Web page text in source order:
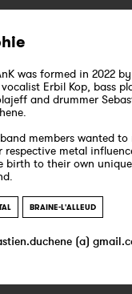
was formed in 2022
Erbil Kop, bass
and drummer
members wanted to
respective metal
birth to their own
BRAINE-L'ALLEUD
(a)